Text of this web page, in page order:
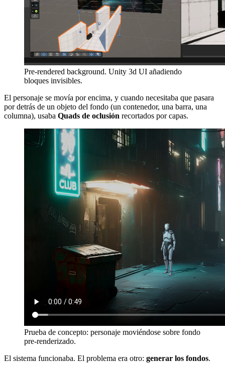
Pre-rendered background. Unity 3d UI añadiendo
bloques invisibles.
El personaje se movía por encima, y cuando necesitaba que pasara
por detrás de un objeto del fondo (un contenedor, una barra, una
columna), usaba Quads de oclusión recortados por capas.
Prueba de concepto: personaje moviéndose sobre fondo
pre-renderizado.
El sistema funcionaba. El problema era otro: generar los fondos.